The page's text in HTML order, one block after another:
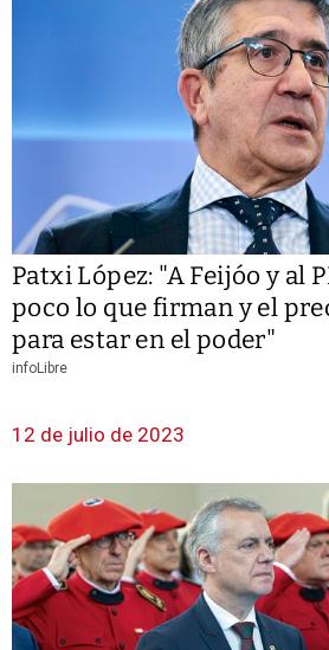
Patxi López: "A Feijóo y al
poco lo que firman y el
para estar en el poder"
infoLibre
12 de julio de 2023